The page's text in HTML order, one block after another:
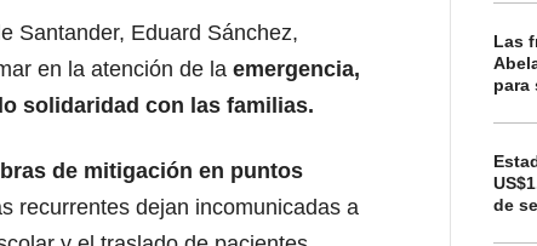
Santander, Eduard Sánchez,
en la atención de la emergencia,
solidaridad con las familias.
de mitigación en puntos
recurrentes dejan incomunicadas a
Las
para
de